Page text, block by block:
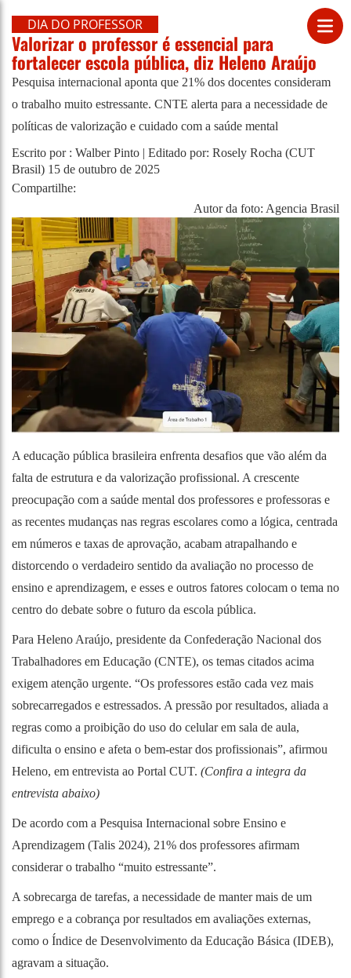
DIA DO PROFESSOR
Valorizar o professor é essencial para
fortalecer escola pública, diz Heleno Araújo
Pesquisa internacional aponta que 21% dos docentes consideram
o trabalho muito estressante. CNTE alerta para a necessidade de
políticas de valorização e cuidado com a saúde mental
Escrito por : Walber Pinto | Editado por: Rosely Rocha (CUT
Brasil) 15 de outubro de 2025
Compartilhe:
Autor da foto: Agencia Brasil
A educação pública brasileira enfrenta desafios que vão além da
falta de estrutura e da valorização profissional. A crescente
preocupação com a saúde mental dos professores e professoras e
as recentes mudanças nas regras escolares como a lógica, centrada
em números e taxas de aprovação, acabam atrapalhando e
distorcendo o verdadeiro sentido da avaliação no processo de
ensino e aprendizagem, e esses e outros fatores colocam o tema no
centro do debate sobre o futuro da escola pública.
Para Heleno Araújo, presidente da Confederação Nacional dos
Trabalhadores em Educação (CNTE), os temas citados acima
exigem atenção urgente. “Os professores estão cada vez mais
sobrecarregados e estressados. A pressão por resultados, aliada a
regras como a proibição do uso do celular em sala de aula,
dificulta o ensino e afeta o bem-estar dos profissionais”, afirmou
Heleno, em entrevista ao Portal CUT. (Confira a integra da
entrevista abaixo)
De acordo com a Pesquisa Internacional sobre Ensino e
Aprendizagem (Talis 2024), 21% dos professores afirmam
considerar o trabalho “muito estressante”.
A sobrecarga de tarefas, a necessidade de manter mais de um
emprego e a cobrança por resultados em avaliações externas,
como o Índice de Desenvolvimento da Educação Básica (IDEB),
agravam a situação.